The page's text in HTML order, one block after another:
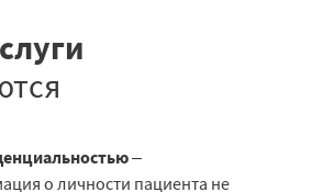
–
о личности пациента не